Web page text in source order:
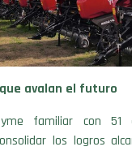
avalan el futuro
familiar con 51
los logros